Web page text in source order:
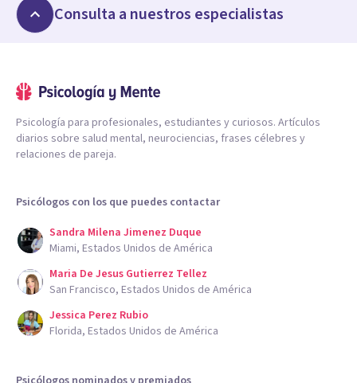
Consulta a nuestros especialistas
Psicología para profesionales, estudiantes y curiosos. Artículos
diarios sobre salud mental, neurociencias, frases célebres y
relaciones de pareja.
Psicólogos con los que puedes contactar
Sandra Milena Jimenez Duque
Miami, Estados Unidos de América
Maria De Jesus Gutierrez Tellez
San Francisco, Estados Unidos de América
Jessica Perez Rubio
Florida, Estados Unidos de América